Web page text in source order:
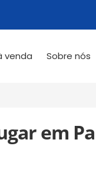
venda Sobre nós
em